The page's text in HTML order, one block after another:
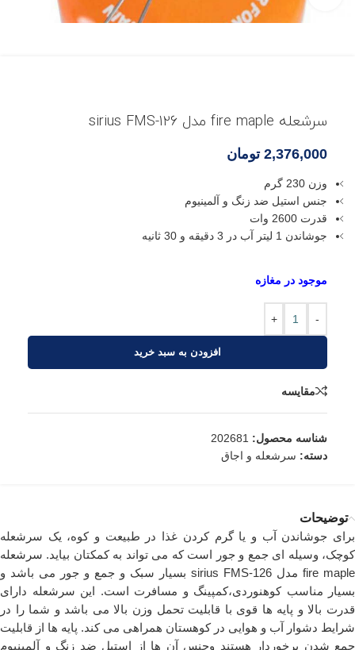
سرشعله fire maple مدل sirius FMS-126
2,376,000 تومان
وزن 230 گرم
جنس استیل ضد زنگ و آلمینیوم
قدرت 2600 وات
جوشاندن 1 لیتر آب در 3 دقیقه و 30 ثانیه
-
+
افزودن به سبد خرید
مقایسه
شناسه محصول: 202681
دسته: سرشعله و اجاق
توضیحات
برای جوشاندن آب و یا گرم کردن غذا در طبیعت و کوه، یک سرشعله
کوچک، وسیله ای جمع و جور است که می تواند به کمکتان بیاید. سرشعله
fire maple مدل sirius FMS-126 بسیار سبک و جمع و جور می باشد و
بسیار مناسب کوهنوردی،کمپینگ و مسافرت است. این سرشعله دارای
قدرت بالا و پایه ها قوی با قابلیت تحمل وزن بالا می باشد و شما را در
شرایط دشوار آب و هوایی در کوهستان همراهی می کند. پایه ها از قابلیت
جمع شدن برخوردار هستند وجنس آن ها از استیل ضد زنگ و آلمینیوم